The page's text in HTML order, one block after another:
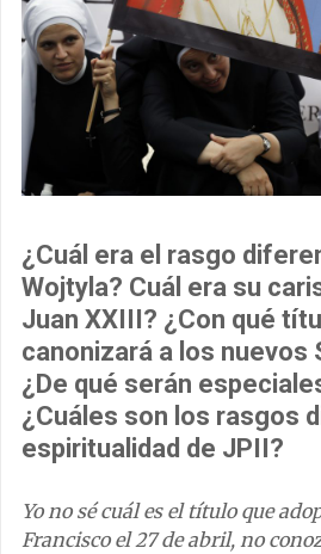
¿Cuál era el rasgo
Wojtyla? Cuál era su
Juan XXIII? ¿Con qué
canonizará a los nuevos
¿De qué serán
¿Cuáles son los rasgos
espiritualidad de JPII?
Yo no sé cuál es el título que
Francisco el 27 de abril, no